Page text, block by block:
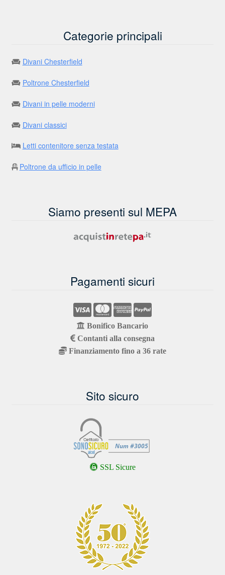
Categorie principali
Divani Chesterfield
Poltrone Chesterfield
Divani in pelle moderni
Divani classici
Letti contenitore senza testata
Poltrone da ufficio in pelle
Siamo presenti sul MEPA
Pagamenti sicuri
Bonifico Bancario
Contanti alla consegna
Finanziamento fino a 36 rate
Sito sicuro
SSL Sicure